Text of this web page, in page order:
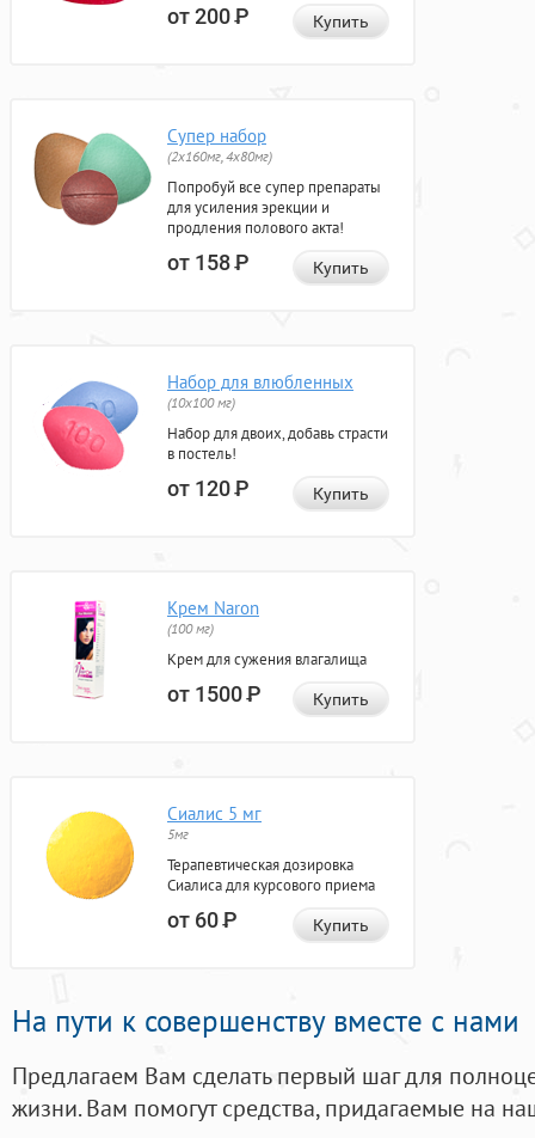
от 200Р Купить
Супер набор
(2х160мг, 4х80мг)
Попробуй все супер препараты
для усиления эрекции и
продления полового акта!
от 158Р Купить
Набор для влюбленных
(10х100 мг)
Набор для двоих, добавь страсти
в постель!
от 120Р Купить
Крем Naron
(100 мг)
Крем для сужения влагалища
от 1500Р Купить
Сиалис 5 мг
5мг
Терапевтическая дозировка
Сиалиса для курсового приема
от 60Р Купить
На пути к совершенству вместе с нами
Предлагаем Вам сделать первый шаг для
жизни. Вам помогут средства, придагаемые на